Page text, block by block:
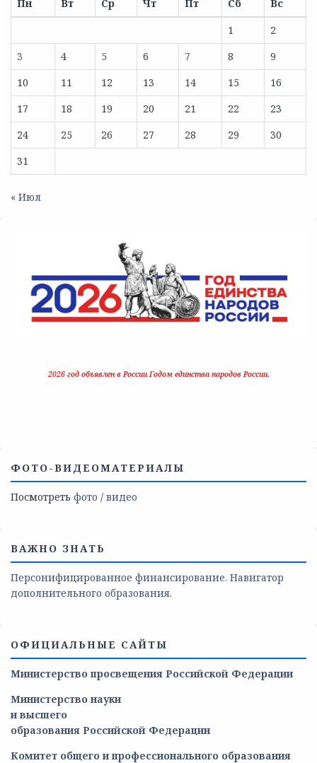
Пн Вт Ср Чт Пт Сб
Вс
1
2
3
4 5 6 7 8
9
10
11 12 13 14 15
16
17
18 19 20 21 22
23
24
25 26 27 28 29
30
31
« Июл
2026 год объявлен в России Годом единства народов России.
ФОТО-ВИДЕОМАТЕРИАЛЫ
Посмотреть фото / видео
ВАЖНО ЗНАТЬ
Персонифицированное финансирование. Навигатор
дополнительного образования.
ОФИЦИАЛЬНЫЕ САЙТЫ
Министерство просвещения Российской Федерации
Министерство науки
и высшего
образования Российской Федерации
Комитет общего и профессионального образования